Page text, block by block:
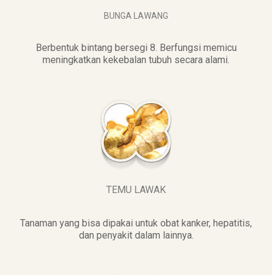
BUNGA LAWANG
Berbentuk bintang bersegi 8. Berfungsi memicu
meningkatkan kekebalan tubuh secara alami.
TEMU LAWAK
Tanaman yang bisa dipakai untuk obat kanker, hepatitis,
dan penyakit dalam lainnya.